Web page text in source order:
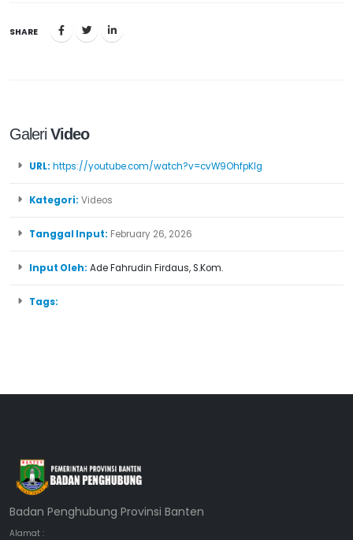
SHARE
GaleriVideo
URL: https://youtube.com/watch?v=cvW9OhfpKIg
Kategori: Videos
Tanggal Input: February 26, 2026
Input Oleh: Ade Fahrudin Firdaus, S.Kom.
Tags:
Badan Penghubung Provinsi Banten
Alamat :